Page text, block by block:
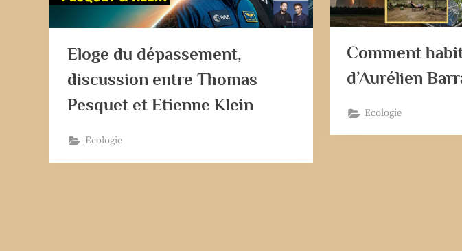
Eloge du dépassement,
discussion entre Thomas
Pesquet et Etienne Klein
Ecologie
Comment
d’Aurélien
Ecologie